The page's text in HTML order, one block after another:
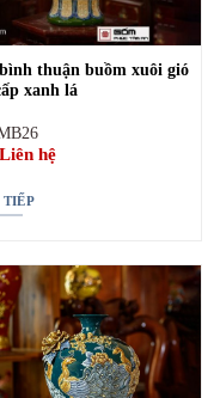
thuận buồm xuôi gió
xanh lá
Liên hệ